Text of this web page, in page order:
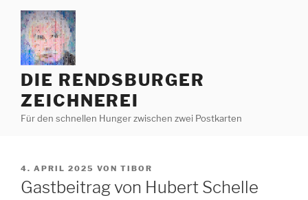
Zum
Inhalt
springen
DIE RENDSBURGER
ZEICHNEREI
Für den schnellen Hunger zwischen zwei Postkarten
VERÖFFENTLICHT
AM
4. APRIL 2025 VON TIBOR
Gastbeitrag von Hubert Schelle